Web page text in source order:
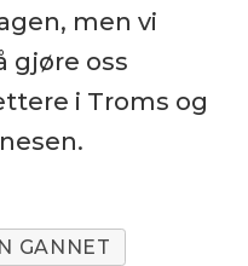
men vi
gjøre oss
i Troms og
GANNET